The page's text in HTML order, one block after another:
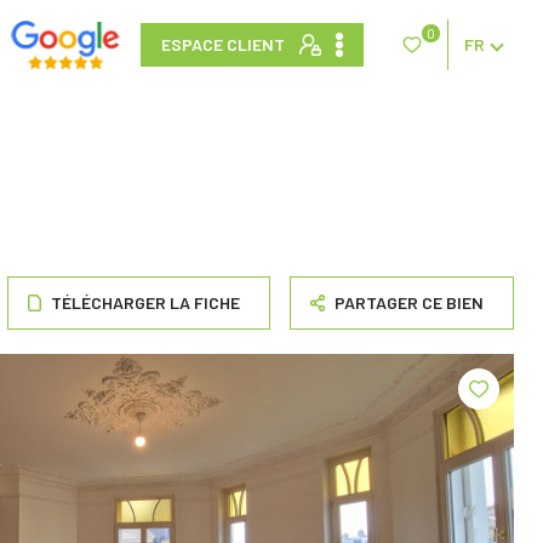
ESPACE CLIENT
0
FR
TÉLÉCHARGER LA FICHE PARTAGER CE BIEN